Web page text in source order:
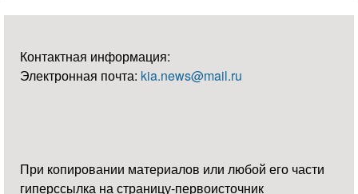
Контактная информация:
Электронная почта: kia.news@mail.ru
При копировании материалов или любой его части
гиперссылка на страницу-первоисточник